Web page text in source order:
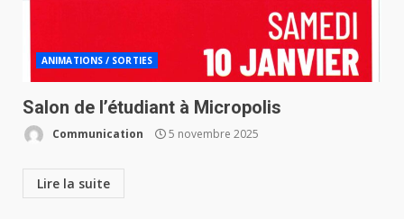
ANIMATIONS / SORTIES
Salon de l’étudiant à Micropolis
Communication 5 novembre 2025
Lire la suite